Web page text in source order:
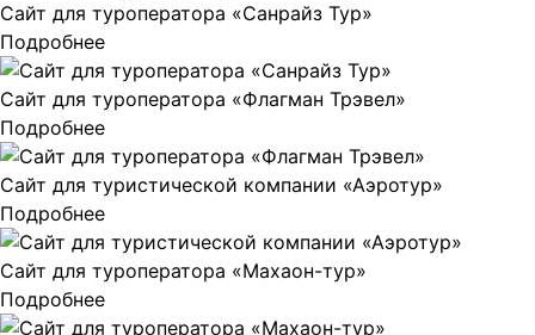
Сайт для туроператора «Санрайз Тур»
Подробнее
Сайт для туроператора «Флагман Трэвел»
Подробнее
Сайт для туристической компании «Аэротур»
Подробнее
Сайт для туроператора «Махаон-тур»
Подробнее